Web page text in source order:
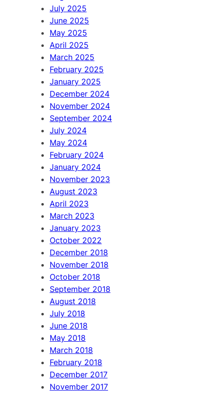
July 2025
June 2025
May 2025
April 2025
March 2025
February 2025
January 2025
December 2024
November 2024
September 2024
July 2024
May 2024
February 2024
January 2024
November 2023
August 2023
April 2023
March 2023
January 2023
October 2022
December 2018
November 2018
October 2018
September 2018
August 2018
July 2018
June 2018
May 2018
March 2018
February 2018
December 2017
November 2017